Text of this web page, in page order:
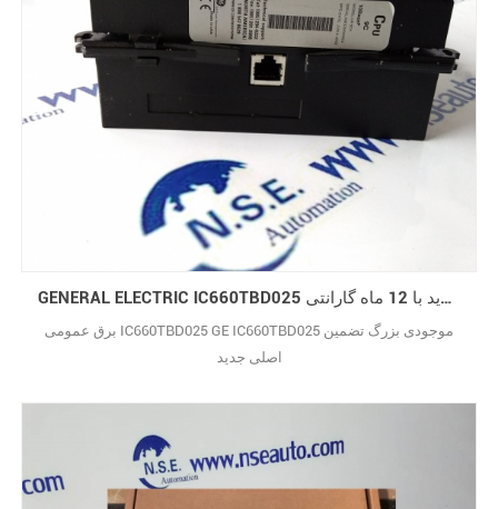
GENERAL ELECTRIC IC660TBD025 ورود جدید با 12 ماه گارانتی GE IC660TBD025
برق عمومی IC660TBD025 GE IC660TBD025 موجودی بزرگ تضمین
اصلی جدید